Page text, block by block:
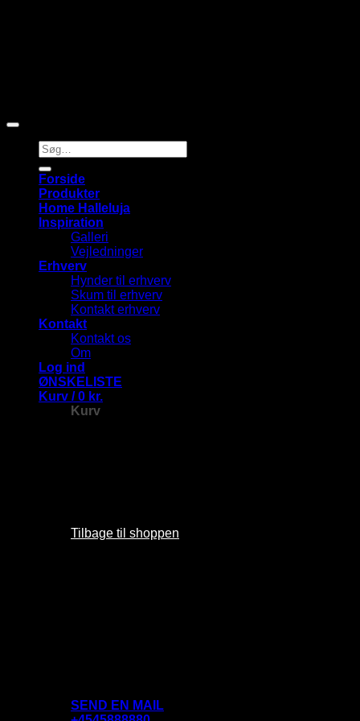
Søg
efter:
Forside
Produkter
Home Halleluja
Inspiration
Galleri
Vejledninger
Erhverv
Hynder til erhverv
Skum til erhverv
Kontakt erhverv
Kontakt
Kontakt os
Om
Log ind
ØNSKELISTE
Kurv /0 kr.
Kurv
Tilbage til shoppen
SEND EN MAIL